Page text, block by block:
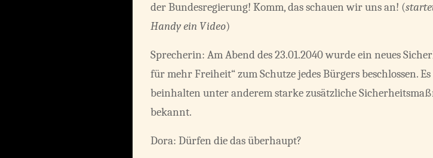
der Bundesregierung! Komm, das schauen wir uns an! (
Handy ein Video)
Sprecherin: Am Abend des 23.01.2040 wurde ein neues
für mehr Freiheit“ zum Schutze jedes Bürgers beschlossen.
beinhalten unter anderem starke zusätzliche
bekannt.
Dora: Dürfen die das überhaupt?